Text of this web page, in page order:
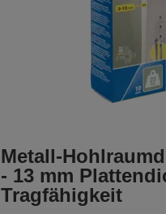
Metall-
- 13 mm
Tragfähigkeit